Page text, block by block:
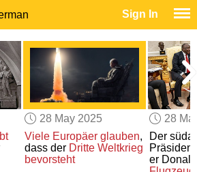
Sign In
28 May 2025
Viele Europäer glauben,
dass der Dritte Weltkrieg
bevorsteht
28
Der
er